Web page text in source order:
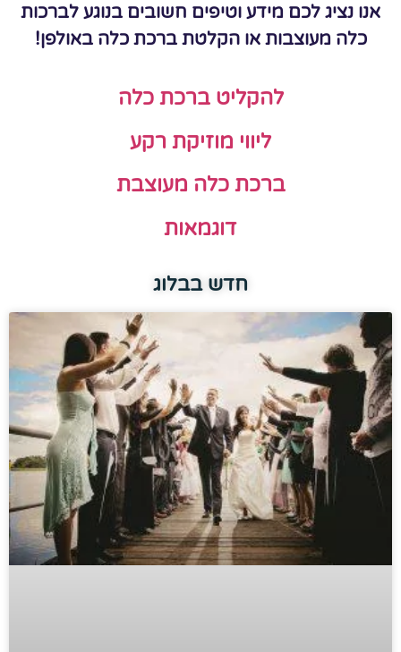
אנו נציג לכם מידע וטיפים חשובים בנוגע לברכות
כלה מעוצבות או הקלטת ברכת כלה באולפן!
להקליט ברכת כלה
ליווי מוזיקת רקע
ברכת כלה מעוצבת
דוגמאות
חדש בבלוג